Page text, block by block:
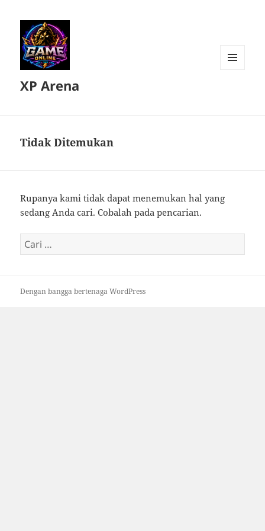
XP Arena
Tidak Ditemukan
Rupanya kami tidak dapat menemukan hal yang
sedang Anda cari. Cobalah pada pencarian.
Cari
untuk:
Dengan bangga bertenaga WordPress